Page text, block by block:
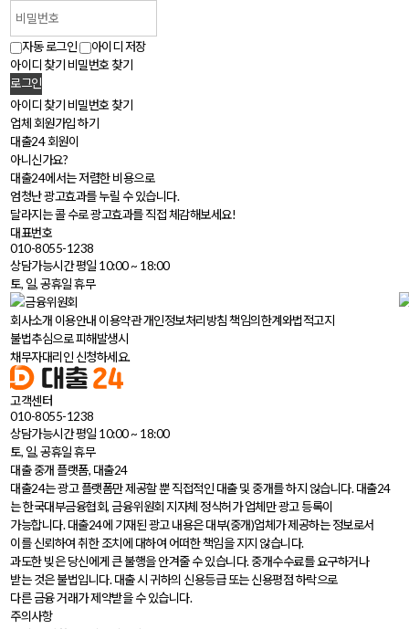
자동 로그인
아이디 저장
아이디 찾기 비밀번호 찾기
아이디 찾기 비밀번호 찾기
업체 회원가입 하기
대출24 회원이
아니신가요?
대출24에서는 저렴한 비용으로
엄청난 광고효과를 누릴 수 있습니다.
달라지는 콜 수로 광고효과를 직접 체감해보세요!
대표번호
010-8055-1238
상담가능시간 평일 10:00 ~ 18:00
토, 일, 공휴일 휴무
회사소개 이용안내 이용약관개인정보처리방침 책임의한계와법적고지
불법추심으로 피해발생시
채무자대리인 신청하세요.
고객센터
010-8055-1238
상담가능시간 평일 10:00 ~ 18:00
토, 일, 공휴일 휴무
대출 중개 플랫폼, 대출24
대출24는 광고 플랫폼만 제공할 뿐 직접적인 대출 및 중개를 하지 않습니다. 대출24
는 한국대부금융협회, 금융위원회 지자체 정식허가 업체만 광고 등록이
가능합니다. 대출24에 기재된 광고 내용은 대부(중개)업체가 제공하는 정보로서
이를 신뢰하여 취한 조치에 대하여 어떠한 책임을 지지 않습니다.
과도한 빚은 당신에게 큰 불행을 안겨줄 수 있습니다. 중개수수료를 요구하거나
받는 것은 불법입니다. 대출 시 귀하의 신용등급 또는 신용평점 하락으로
다른 금융 거래가 제약받을 수 있습니다.
주의사항